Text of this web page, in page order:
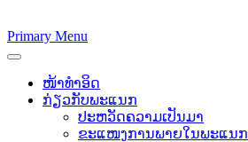
Primary Menu
ໜ້າທຳອິດ
ກ່ຽວກັບພະແນກ
ປະຫວັດຄວາມເປັນມາ
ຂະແໜງການພາຍໃນພະແນກ